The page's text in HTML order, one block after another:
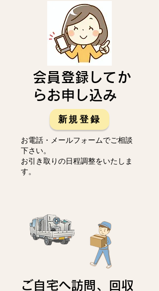
会員登録してか
らお申し込み
新規登録
お電話・メールフォームでご相談
下さい。
お引き取りの日程調整をいたしま
す。
ご自宅へ訪問、回収